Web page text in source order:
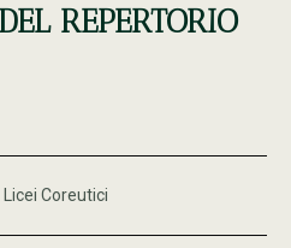
REPERTORIO
Licei Coreutici